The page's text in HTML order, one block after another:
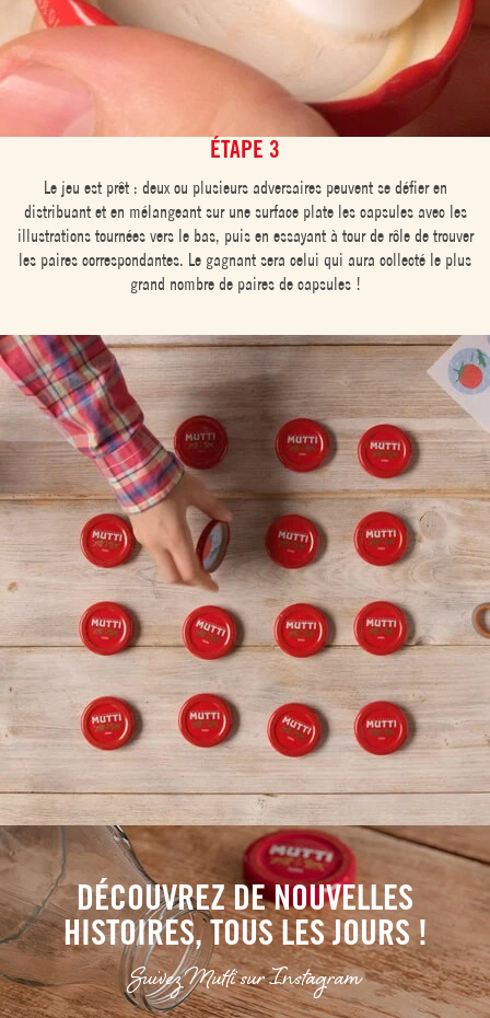
ÉTAPE 3
Le jeu est prêt : deux ou plusieurs adversaires peuvent se défier en
distribuant et en mélangeant sur une surface plate les capsules avec les
illustrations tournées vers le bas, puis en essayant à tour de rôle de trouver
les paires correspondantes. Le gagnant sera celui qui aura collecté le plus
grand nombre de paires de capsules !
DÉCOUVREZ DE NOUVELLES
HISTOIRES, TOUS LES JOURS !
Suivez Mutti sur Instagram